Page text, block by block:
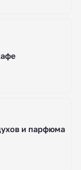
и парфюма